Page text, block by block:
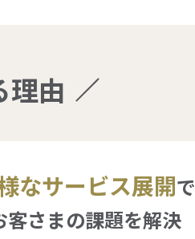
理由
なサービス展開で
客さまの課題を解決